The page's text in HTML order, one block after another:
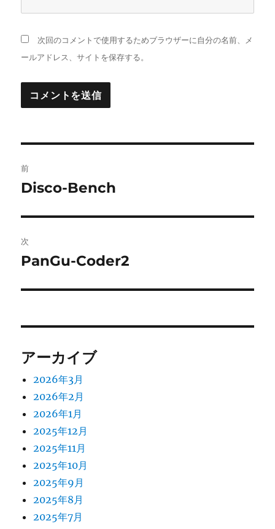
次回のコメントで使用するためブラウザーに自分の名前、メ
ールアドレス、サイトを保存する。
稿
ビ
ゲ
ー
ン
前
前
投
稿:
Disco-Bench
次
次
投
PanGu-Coder2
アーカイブ
2026年3月
2026年2月
2026年1月
2025年12月
2025年11月
2025年10月
2025年9月
2025年8月
2025年7月